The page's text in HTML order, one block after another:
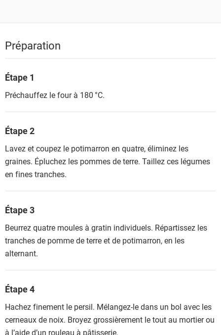
Préparation
Étape 1
Préchauffez le four à 180 °C.
Étape 2
Lavez et coupez le potimarron en quatre, éliminez les
graines. Épluchez les pommes de terre. Taillez ces légumes
en fines tranches.
Étape 3
Beurrez quatre moules à gratin individuels. Répartissez les
tranches de pomme de terre et de potimarron, en les
alternant.
Étape 4
Hachez finement le persil. Mélangez-le dans un bol avec les
cerneaux de noix. Broyez grossièrement le tout au mortier ou
à l’aide d’un rouleau à pâtisserie.